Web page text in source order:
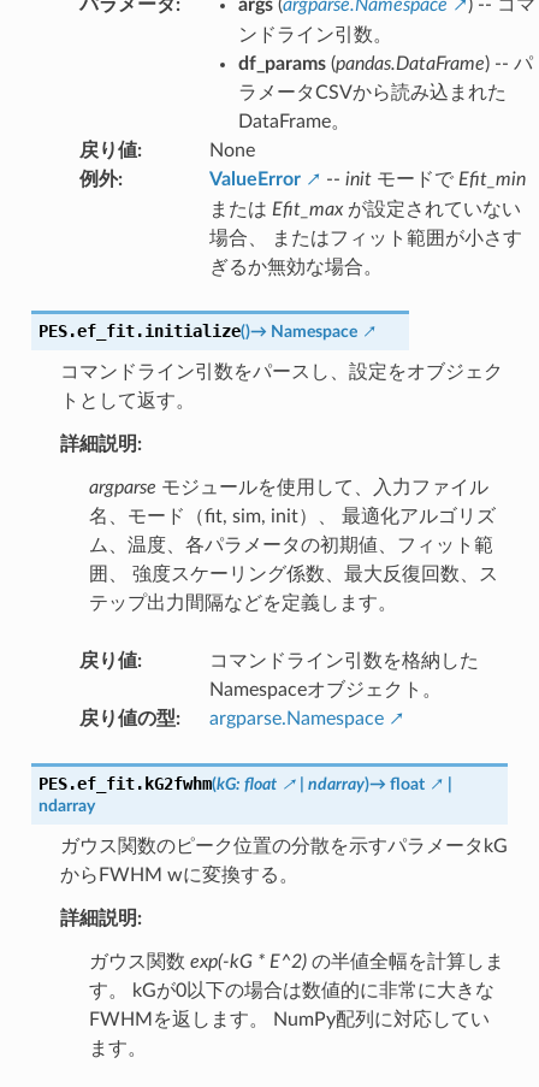
パラメータ: args(argparse.Namespace
) -- コマ
ンドライン引数。
df_params(pandas.DataFrame) -- パ
ラメータCSVから読み込まれた
DataFrame。
戻り値:
None
例外: ValueError -- initモードで Efit_min
または Efit_maxが設定されていない
場合、 またはフィット範囲が小さす
ぎるか無効な場合。
PES.ef_fit.initialize()→ Namespace
コマンドライン引数をパースし、設定をオブジェク
トとして返す。
詳細説明:
argparse モジュールを使用して、入力ファイル
名、モード（fit, sim, init）、 最適化アルゴリズ
ム、温度、各パラメータの初期値、フィット範
囲、 強度スケーリング係数、最大反復回数、ス
テップ出力間隔などを定義します。
戻り値:
コマンドライン引数を格納した
Namespaceオブジェクト。
戻り値の型: argparse.Namespace
PES.ef_fit. kG2fwhm(kG: float ndarray)→ float
ndarray
ガウス関数のピーク位置の分散を示すパラメータkG
からFWHM wに変換する。
詳細説明:
ガウス関数 exp(-kG * E^2)の半値全幅を計算しま
す。 kGが0以下の場合は数値的に非常に大きな
FWHMを返します。 NumPy配列に対応してい
ます。